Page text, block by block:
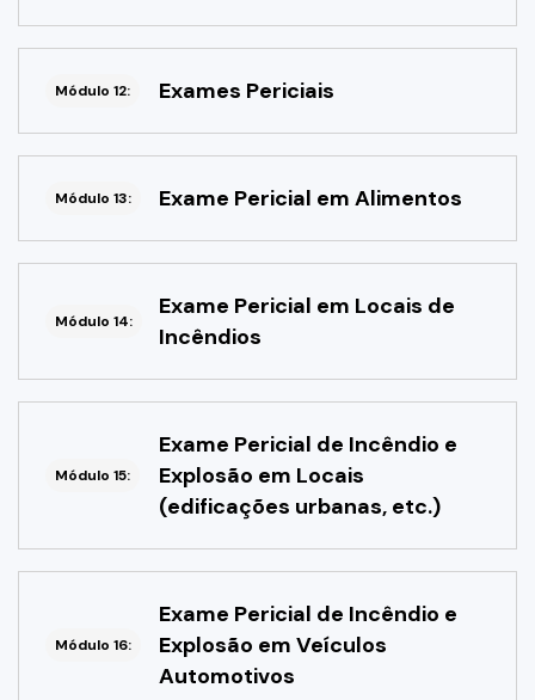
Módulo 12: Exames Periciais
Módulo 13: Exame Pericial em Alimentos
Módulo 14:
Exame Pericial em Locais de
Incêndios
Módulo 15:
Exame Pericial de Incêndio e
Explosão em Locais
(edificações urbanas, etc.)
Módulo 16:
Exame Pericial de Incêndio e
Explosão em Veículos
Automotivos